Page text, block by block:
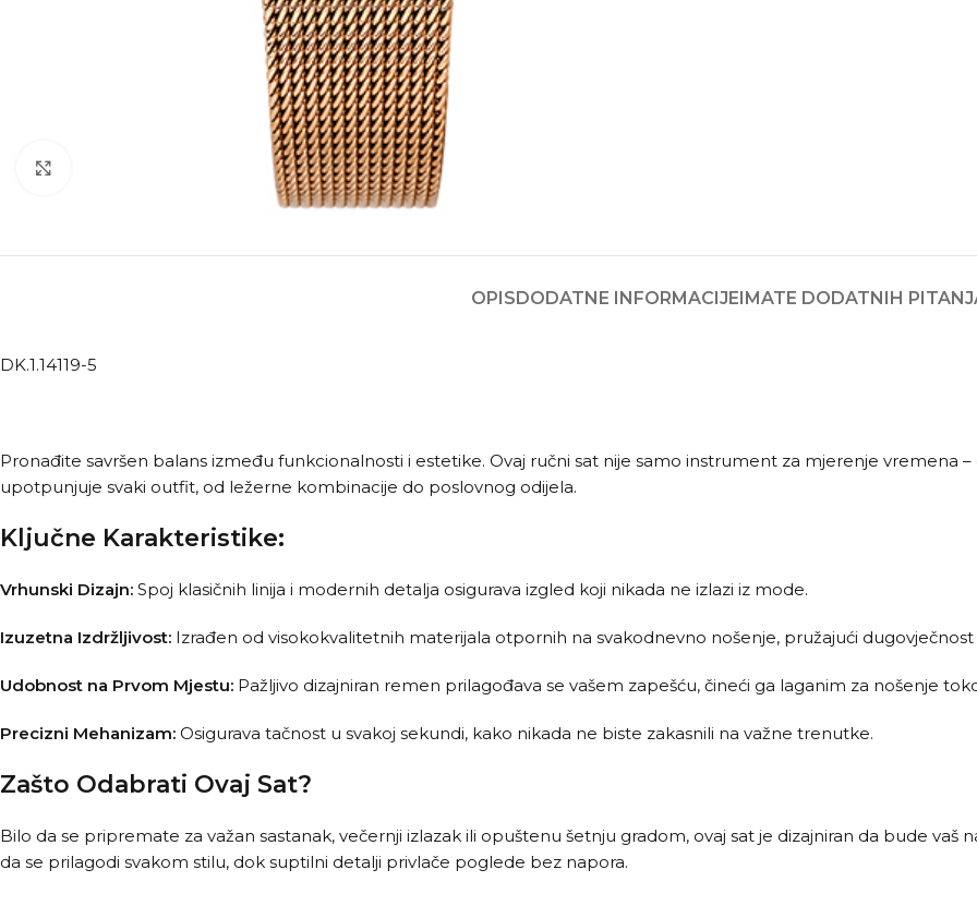
OPIS DODATNE INFORMACIJE IMATE DODATNIH
DK.1.14119-5
Pronađite savršen balans između funkcionalnosti i estetike. Ovaj ručni sat nije samo instrument za mjerenje vremena
upotpunjuje svaki outfit, od ležerne kombinacije do poslovnog odijela.
Ključne Karakteristike:
Vrhunski Dizajn: Spoj klasičnih linija i modernih detalja osigurava izgled koji nikada ne izlazi iz mode.
Izuzetna Izdržljivost: Izrađen od visokokvalitetnih materijala otpornih na svakodnevno nošenje, pružajući
Udobnost na Prvom Mjestu: Pažljivo dizajniran remen prilagođava se vašem zapešću, čineći ga laganim za nošenje
Precizni Mehanizam: Osigurava tačnost u svakoj sekundi, kako nikada ne biste zakasnili na važne trenutke.
Zašto Odabrati Ovaj Sat?
Bilo da se pripremate za važan sastanak, večernji izlazak ili opuštenu šetnju gradom, ovaj sat je dizajniran da bude
da se prilagodi svakom stilu, dok suptilni detalji privlače poglede bez napora.